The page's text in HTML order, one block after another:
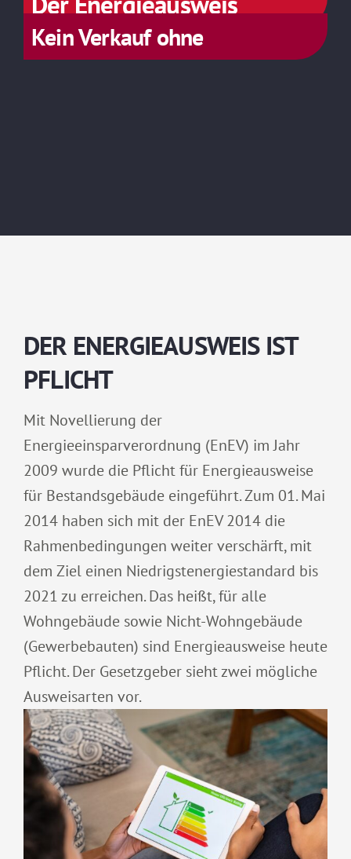
Kein Verkauf ohne
DER ENERGIEAUSWEIS IST
PFLICHT
Mit Novellierung der
Energieeinsparverordnung (EnEV) im Jahr
2009 wurde die Pflicht für Energieausweise
für Bestandsgebäude eingeführt. Zum 01. Mai
2014 haben sich mit der EnEV 2014 die
Rahmenbedingungen weiter verschärft, mit
dem Ziel einen Niedrigstenergiestandard bis
2021 zu erreichen. Das heißt, für alle
Wohngebäude sowie Nicht-Wohngebäude
(Gewerbebauten) sind Energieausweise heute
Pflicht. Der Gesetzgeber sieht zwei mögliche
Ausweisarten vor.